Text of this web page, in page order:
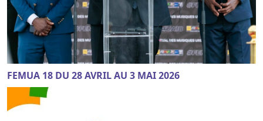
FEMUA 18 DU 28 AVRIL AU 3 MAI 2026